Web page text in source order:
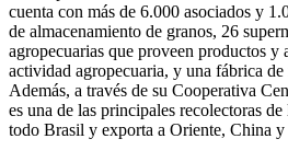
cuenta con más de 6.000 asociados y
de almacenamiento de granos, 26
agropecuarias que proveen productos y
actividad agropecuaria, y una fábrica
Además, a través de su Cooperativa
es una de las principales recolectoras
todo Brasil y exporta a Oriente, China